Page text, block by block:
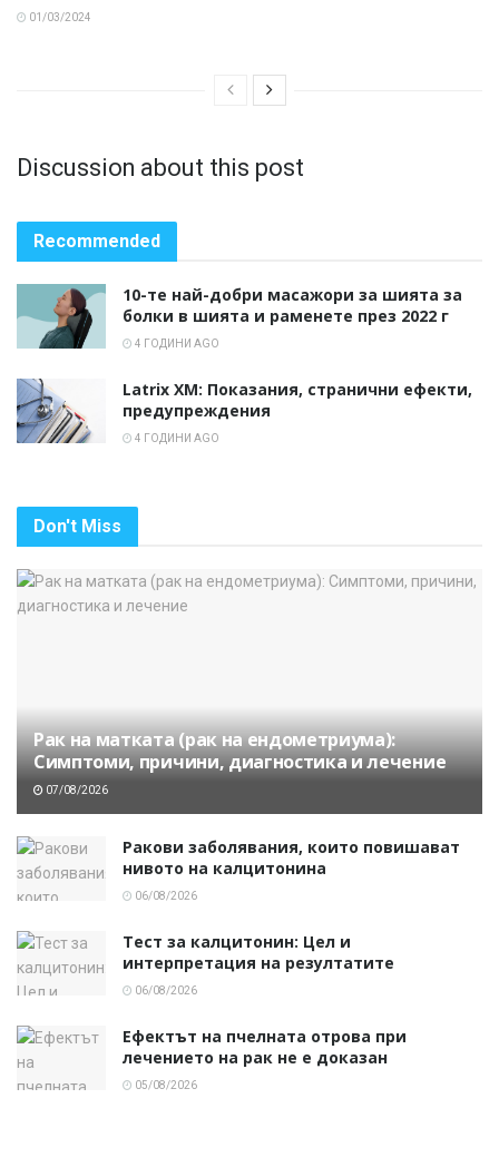
01/03/2024
Discussion about this post
Recommended
10-те най-добри масажори за шията за
болки в шията и раменете през 2022 г
4 ГОДИНИ AGO
Latrix XM: Показания, странични ефекти,
предупреждения
4 ГОДИНИ AGO
Don't Miss
Рак на матката (рак на ендометриума):
Симптоми, причини, диагностика и лечение
07/08/2026
Ракови заболявания, които повишават
нивото на калцитонина
06/08/2026
Тест за калцитонин: Цел и
интерпретация на резултатите
06/08/2026
Ефектът на пчелната отрова при
лечението на рак не е доказан
05/08/2026